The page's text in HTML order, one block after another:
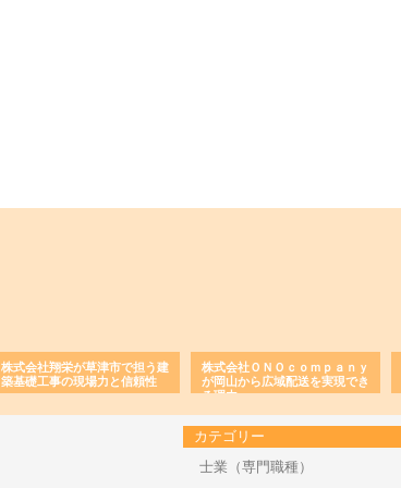
株式会社翔栄が草津市で担う建
築基礎工事の現場力と信頼性
株式会社ＯＮＯｃｏｍｐａｎｙ
が岡山から広域配送を実現でき
る理由
カテゴリー
士業（専門職種）